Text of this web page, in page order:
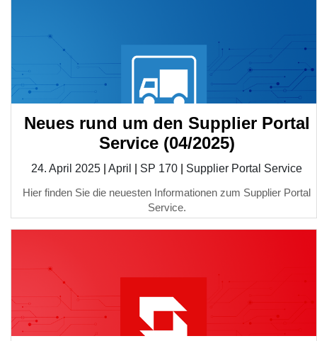
Neues rund um den Supplier Portal
Service (04/2025)
24. April 2025 April SP 170
Supplier Portal Service
Hier finden Sie die neuesten Informationen zum Supplier Portal
Service.